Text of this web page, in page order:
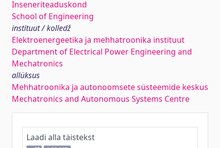
Inseneriteaduskond
School of Engineering
instituut / kolledž
Elektroenergeetika ja mehhatroonika instituut
Department of Electrical Power Engineering and
Mechatronics
allüksus
Mehhatroonika ja autonoomsete süsteemide keskus
Mechatronics and Autonomous Systems Centre
Laadi alla täistekst